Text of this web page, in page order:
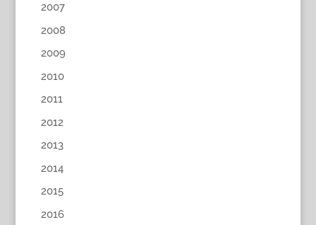
2007
2008
2009
2010
2011
2012
2013
2014
2015
2016